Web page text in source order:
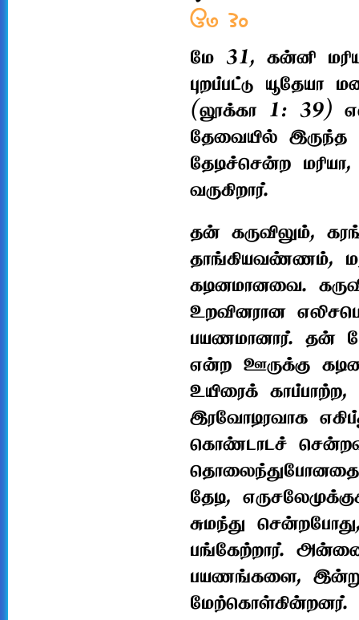
மே 30
மே 31, கன்னி
புறப்பட்டு
(லூக்கா 1: 39)
தேவையில்
தேடிச்சென்ற
வருகிறார்.
தன் கருவிலும்,
தாங்கியவண்ணம்,
கடினமானவை.
உறவினரான
பயணமானார். தன்
என்ற ஊருக்கு
உயிரைக்
இரவோடிரவாக
கொண்டாடச்
தொலைந்துபோனதை
தேடி,
சுமந்து
பங்கேற்றார்.
பயணங்களை,
மேற்கொள்கின்றனர்.